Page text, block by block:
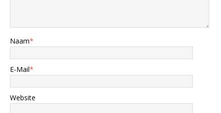
Naam*
E-Mail*
Website